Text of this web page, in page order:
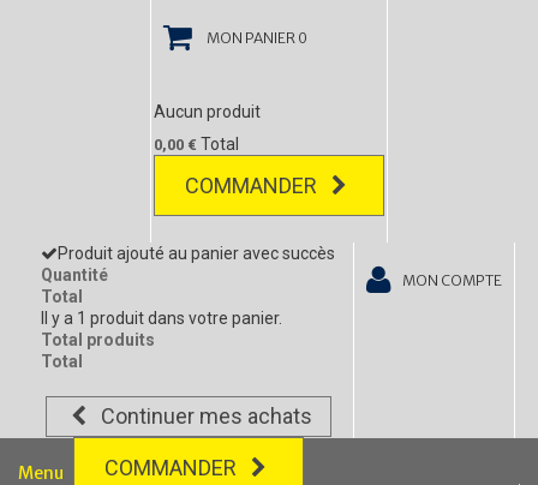
MON PANIER 0
Aucun produit
0,00 € Total
COMMANDER
Produit ajouté au panier avec succès
Quantité
Total
Il y a 1 produit dans votre panier.
Total produits
Total
Continuer mes achats
COMMANDER
MON COMPTE
Menu